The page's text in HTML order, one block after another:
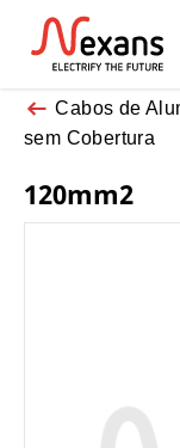
Cabos de
sem Cobertura
120mm2